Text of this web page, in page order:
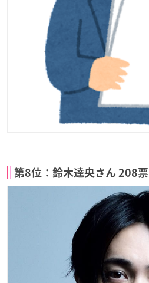
第8位：鈴木達央さん 208票